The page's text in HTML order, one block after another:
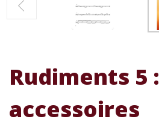
Rudiments 5 :
accessoires